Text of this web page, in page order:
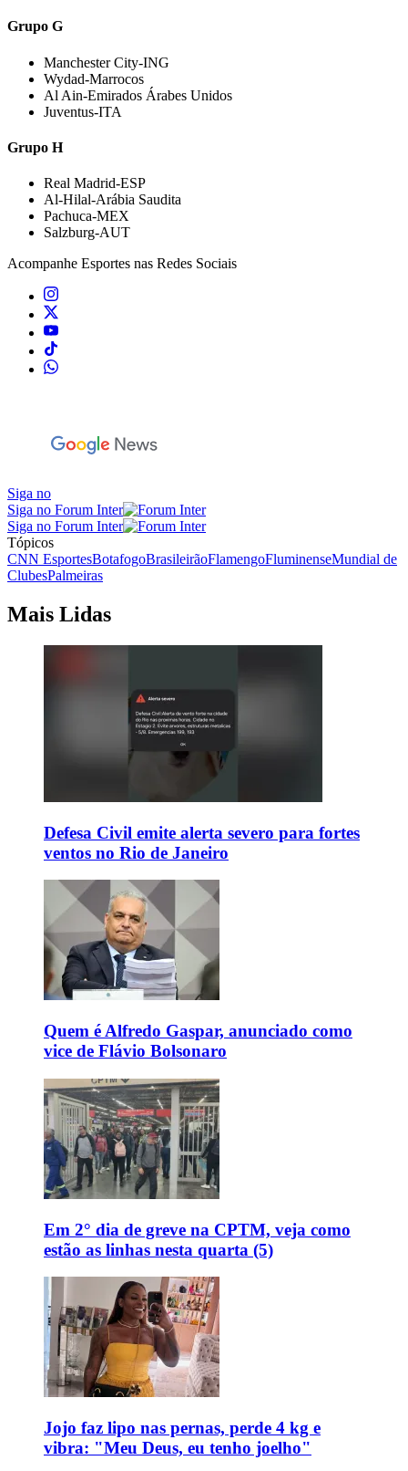
Grupo G
Manchester City-ING
Wydad-Marrocos
Al Ain-Emirados Árabes Unidos
Juventus-ITA
Grupo H
Real Madrid-ESP
Al-Hilal-Arábia Saudita
Pachuca-MEX
Salzburg-AUT
Acompanhe Esportes nas Redes Sociais
Siga no
Siga no Forum Inter
Siga no Forum Inter
Tópicos
CNN EsportesBotafogoBrasileirãoFlamengoFluminenseMundial de
ClubesPalmeiras
Mais Lidas
Defesa Civil emite alerta severo para fortes
ventos no Rio de Janeiro
Quem é Alfredo Gaspar, anunciado como
vice de Flávio Bolsonaro
Em 2° dia de greve na CPTM, veja como
estão as linhas nesta quarta (5)
Jojo faz lipo nas pernas, perde 4 kg e
vibra: "Meu Deus, eu tenho joelho"